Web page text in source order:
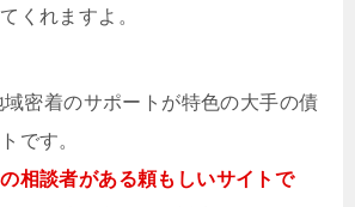
くれますよ。
密着のサポートが特色の大手の債
です。
相談者がある頼もしいサイトで